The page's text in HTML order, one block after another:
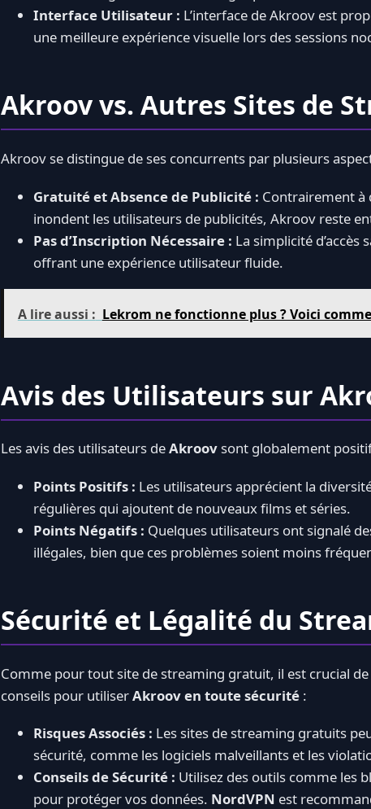
Interface Utilisateur : L’interface de Akroov est
une meilleure expérience visuelle lors des sessions
Akroov vs. Autres Sites de
Akroov se distingue de ses concurrents par plusieurs
Gratuité et Absence de Publicité : Contrairement à
inondent les utilisateurs de publicités, Akroov reste
Pas d’Inscription Nécessaire : La simplicité
offrant une expérience utilisateur fluide.
A lire aussi : Lekrom ne fonctionne plus ? Voici
Avis des Utilisateurs sur
Les avis des utilisateurs deAkroov sont globalement
Points Positifs : Les utilisateurs apprécient la
régulières qui ajoutent de nouveaux films et séries.
Points Négatifs : Quelques utilisateurs ont signalé
illégales, bien que ces problèmes soient moins
Sécurité et Légalité du
Comme pour tout site de streaming gratuit, il est crucial
conseils pour utiliserAkroov en toute sécurité :
Risques Associés : Les sites de streaming gratuits
sécurité, comme les logiciels malveillants et les
Conseils de Sécurité : Utilisez des outils comme les
pour protéger vos données. NordVPN est